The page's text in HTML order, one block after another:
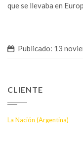
que se llevaba en
Publicado: 13
CLIENTE
La Nación (Argentina)